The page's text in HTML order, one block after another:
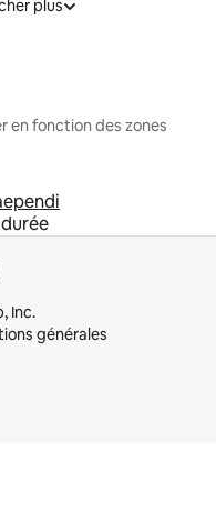
plus
en fonction des zones
Inc.
générales